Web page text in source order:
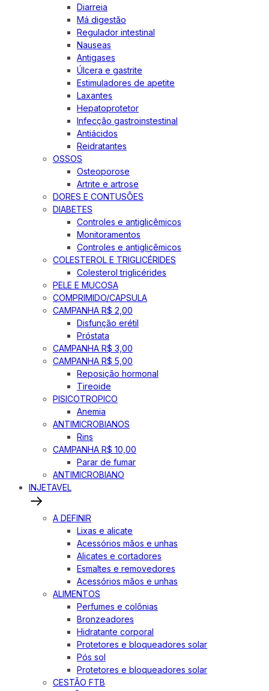
Diarreia
Má digestão
Regulador intestinal
Nauseas
Antigases
Úlcera e gastrite
Estimuladores de apetite
Laxantes
Hepatoprotetor
Infecção gastroinstestinal
Antiácidos
Reidratantes
OSSOS
Osteoporose
Artrite e artrose
DORES E CONTUSÕES
DIABETES
Controles e antiglicêmicos
Monitoramentos
Controles e antiglicêmicos
COLESTEROL E TRIGLICÉRIDES
Colesterol triglicérides
PELE E MUCOSA
COMPRIMIDO/CAPSULA
CAMPANHA R$ 2,00
Disfunção erétil
Próstata
CAMPANHA R$ 3,00
CAMPANHA R$ 5,00
Reposição hormonal
Tireoide
PISICOTROPICO
Anemia
ANTIMICROBIANOS
Rins
CAMPANHA R$ 10,00
Parar de fumar
ANTIMICROBIANO
INJETAVEL
A DEFINIR
Lixas e alicate
Acessórios mãos e unhas
Alicates e cortadores
Esmaltes e removedores
Acessórios mãos e unhas
ALIMENTOS
Perfumes e colônias
Bronzeadores
Hidratante corporal
Protetores e bloqueadores solar
Pós sol
Protetores e bloqueadores solar
CESTÃO FTB